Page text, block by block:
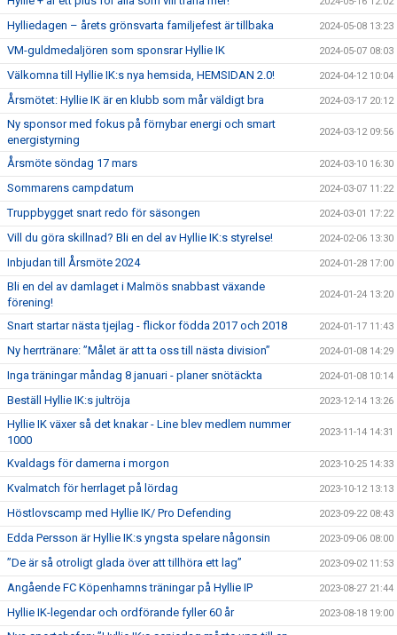
Hylliedagen – årets grönsvarta familjefest är tillbaka 2024-05-08 13:23
VM-guldmedaljören som sponsrar Hyllie IK 2024-05-07 08:03
Välkomna till Hyllie IK:s nya hemsida, HEMSIDAN 2.0! 2024-04-12 10:04
Årsmötet: Hyllie IK är en klubb som mår väldigt bra 2024-03-17 20:12
Ny sponsor med fokus på förnybar energi och smart
energistyrning
2024-03-12 09:56
Årsmöte söndag 17 mars 2024-03-10 16:30
Sommarens campdatum 2024-03-07 11:22
Truppbygget snart redo för säsongen 2024-03-01 17:22
Vill du göra skillnad? Bli en del av Hyllie IK:s styrelse! 2024-02-06 13:30
Inbjudan till Årsmöte 2024 2024-01-28 17:00
Bli en del av damlaget i Malmös snabbast växande
förening!
2024-01-24 13:20
Snart startar nästa tjejlag - flickor födda 2017 och 2018 2024-01-17 11:43
Ny herrtränare: ”Målet är att ta oss till nästa division” 2024-01-08 14:29
Inga träningar måndag 8 januari - planer snötäckta 2024-01-08 10:14
Beställ Hyllie IK:s jultröja 2023-12-14 13:26
Hyllie IK växer så det knakar - Line blev medlem nummer
1000
2023-11-14 14:31
Kvaldags för damerna i morgon 2023-10-25 14:33
Kvalmatch för herrlaget på lördag 2023-10-12 13:13
Höstlovscamp med Hyllie IK/ Pro Defending 2023-09-22 08:43
Edda Persson är Hyllie IK:s yngsta spelare någonsin 2023-09-06 08:00
”De är så otroligt glada över att tillhöra ett lag” 2023-09-02 11:53
Angående FC Köpenhamns träningar på Hyllie IP 2023-08-27 21:44
Hyllie IK-legendar och ordförande fyller 60 år 2023-08-18 19:00